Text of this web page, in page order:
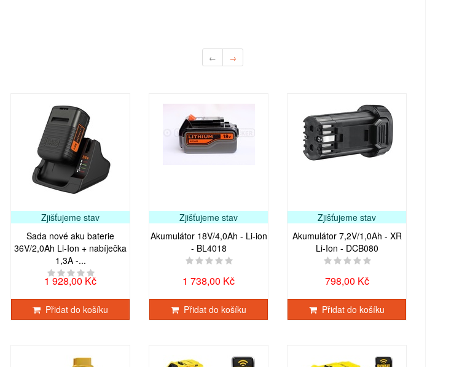
← →
Zjišťujeme stav
Sada nové aku baterie
36V/2,0Ah Li-Ion + nabíječka
1,3A -...
1 928,00 Kč
Přidat do košíku
Zjišťujeme stav
Akumulátor 18V/4,0Ah - Li-ion
- BL4018
1 738,00 Kč
Přidat do košíku
Zjišťujeme stav
Akumulátor 7,2V/1,0Ah - XR
Li-Ion - DCB080
798,00 Kč
Přidat do košíku